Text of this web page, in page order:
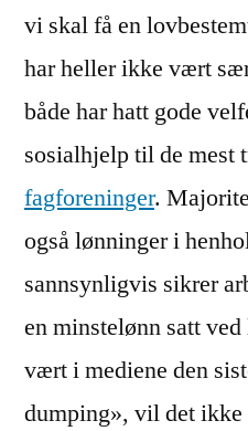
vi skal få en
har heller ikke vært
både har hatt gode
sosialhjelp til de mest
fagforeninger.
også lønninger i
sannsynligvis sikrer
en minstelønn satt
vært i mediene den
dumping», vil det ikke